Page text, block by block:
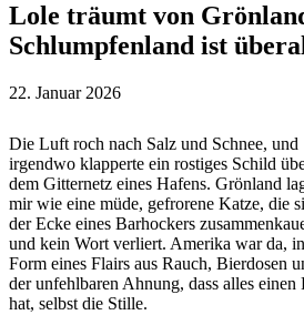
Lole träumt von
Schlumpfenland ist
22. Januar 2026
Die Luft roch nach Salz und Schnee, und
irgendwo klapperte ein rostiges Schild
dem Gitternetz eines Hafens. Grönland
mir wie eine müde, gefrorene Katze, die
der Ecke eines Barhockers
und kein Wort verliert. Amerika war da, in
Form eines Flairs aus Rauch, Bierdosen
der unfehlbaren Ahnung, dass alles einen
hat, selbst die Stille.